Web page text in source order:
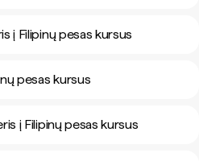
į Filipinų pesas kursus
pesas kursus
į Filipinų pesas kursus